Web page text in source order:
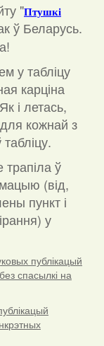
"Птушкі
ў Беларусь.
у табліцу
карціна
і летась,
кожнай з
ў
(від,
пункт і
у
публікацый
спасылкі на